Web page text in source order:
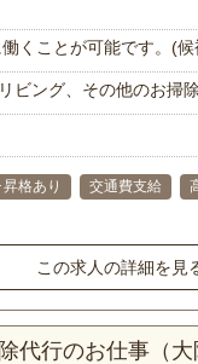
くことが可能です。(
ビング、その他のお掃除
格あり 交通費支給
この求人の詳細を見
行のお仕事（大